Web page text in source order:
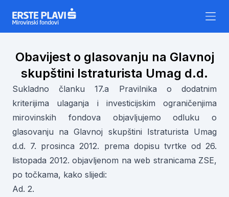
Obavijest o glasovanju na Glavnoj
skupštini Istraturista Umag d.d.
Sukladno članku 17.a Pravilnika o dodatnim
kriterijima ulaganja i investicijskim ograničenjima
mirovinskih fondova objavljujemo odluku o
glasovanju na Glavnoj skupštini Istraturista Umag
d.d. 7. prosinca 2012. prema dopisu tvrtke od 26.
listopada 2012. objavljenom na web stranicama ZSE,
po točkama, kako slijedi:
Ad. 2.